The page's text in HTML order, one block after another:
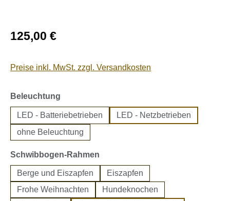
Regulärer Preis:
125,00 €
Preise inkl. MwSt. zzgl. Versandkosten
Beleuchtung
LED - Batteriebetrieben
LED - Netzbetrieben
ohne Beleuchtung
Schwibbogen-Rahmen
Berge und Eiszapfen
Eiszapfen
Frohe Weihnachten
Hundeknochen